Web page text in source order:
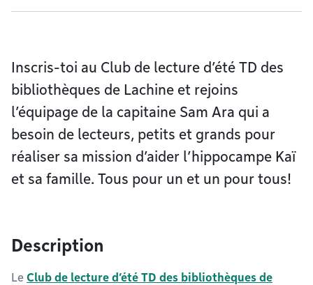
Inscris-toi au Club de lecture d’été TD des
bibliothèques de Lachine et rejoins
l’équipage de la capitaine Sam Ara qui a
besoin de lecteurs, petits et grands pour
réaliser sa mission d’aider l’hippocampe Kaï
et sa famille. Tous pour un et un pour tous!
Description
Le Club de lecture d’été TD des bibliothèques de